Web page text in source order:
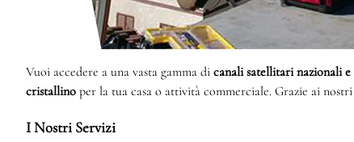
Vuoi accedere a una vasta gamma di canali satellitari nazionali
cristallino per la tua casa o attività commerciale. Grazie ai
I Nostri Servizi